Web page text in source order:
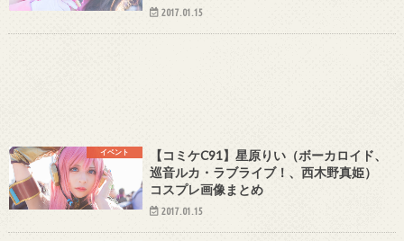
2017.01.15
イベント
【コミケC91】星原りい（ボーカロイド、
巡音ルカ・ラブライブ！、西木野真姫）
コスプレ画像まとめ
2017.01.15